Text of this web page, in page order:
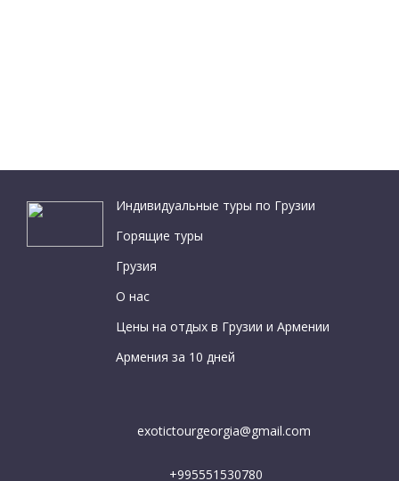
Индивидуальные туры по Грузии
Горящие туры
Грузия
О нас
Цены на отдых в Грузии и Армении
Армения за 10 дней
exotictourgeorgia@gmail.com
+995551530780